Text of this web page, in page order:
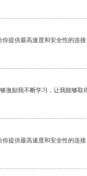
提供最高速度和安全性的连接
激励我不断学习，让我能够取
提供最高速度和安全性的连接